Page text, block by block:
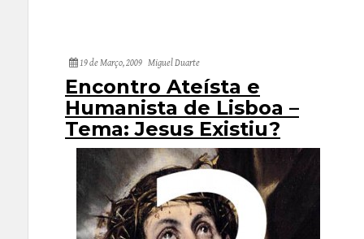
19 de Março, 2009 Miguel Duarte
Encontro Ateísta e
Humanista de Lisboa –
Tema: Jesus Existiu?